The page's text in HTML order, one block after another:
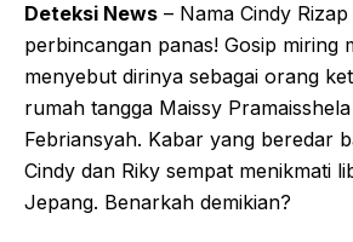
Deteksi News – Nama Cindy
perbincangan panas! Gosip miring
menyebut dirinya sebagai orang
rumah tangga Maissy
Febriansyah. Kabar yang beredar
Cindy dan Riky sempat menikmati
Jepang. Benarkah demikian?